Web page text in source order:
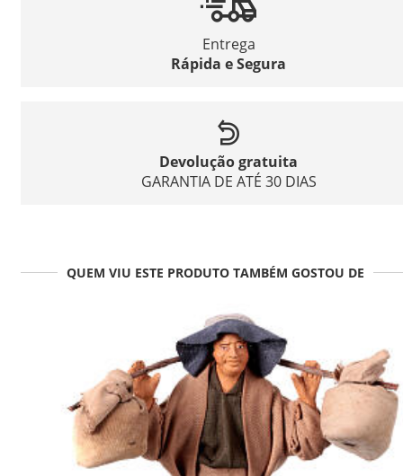
Entrega
Rápida e Segura
Devolução gratuita
GARANTIA DE ATÉ 30 DIAS
QUEM VIU ESTE PRODUTO TAMBÉM GOSTOU DE